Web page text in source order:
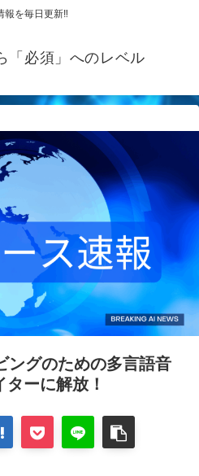
報を毎日更新‼
「必須」へのレベル
ングのための多言語音
ーに解放！